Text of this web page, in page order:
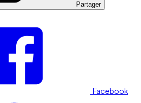
Partager
Facebook